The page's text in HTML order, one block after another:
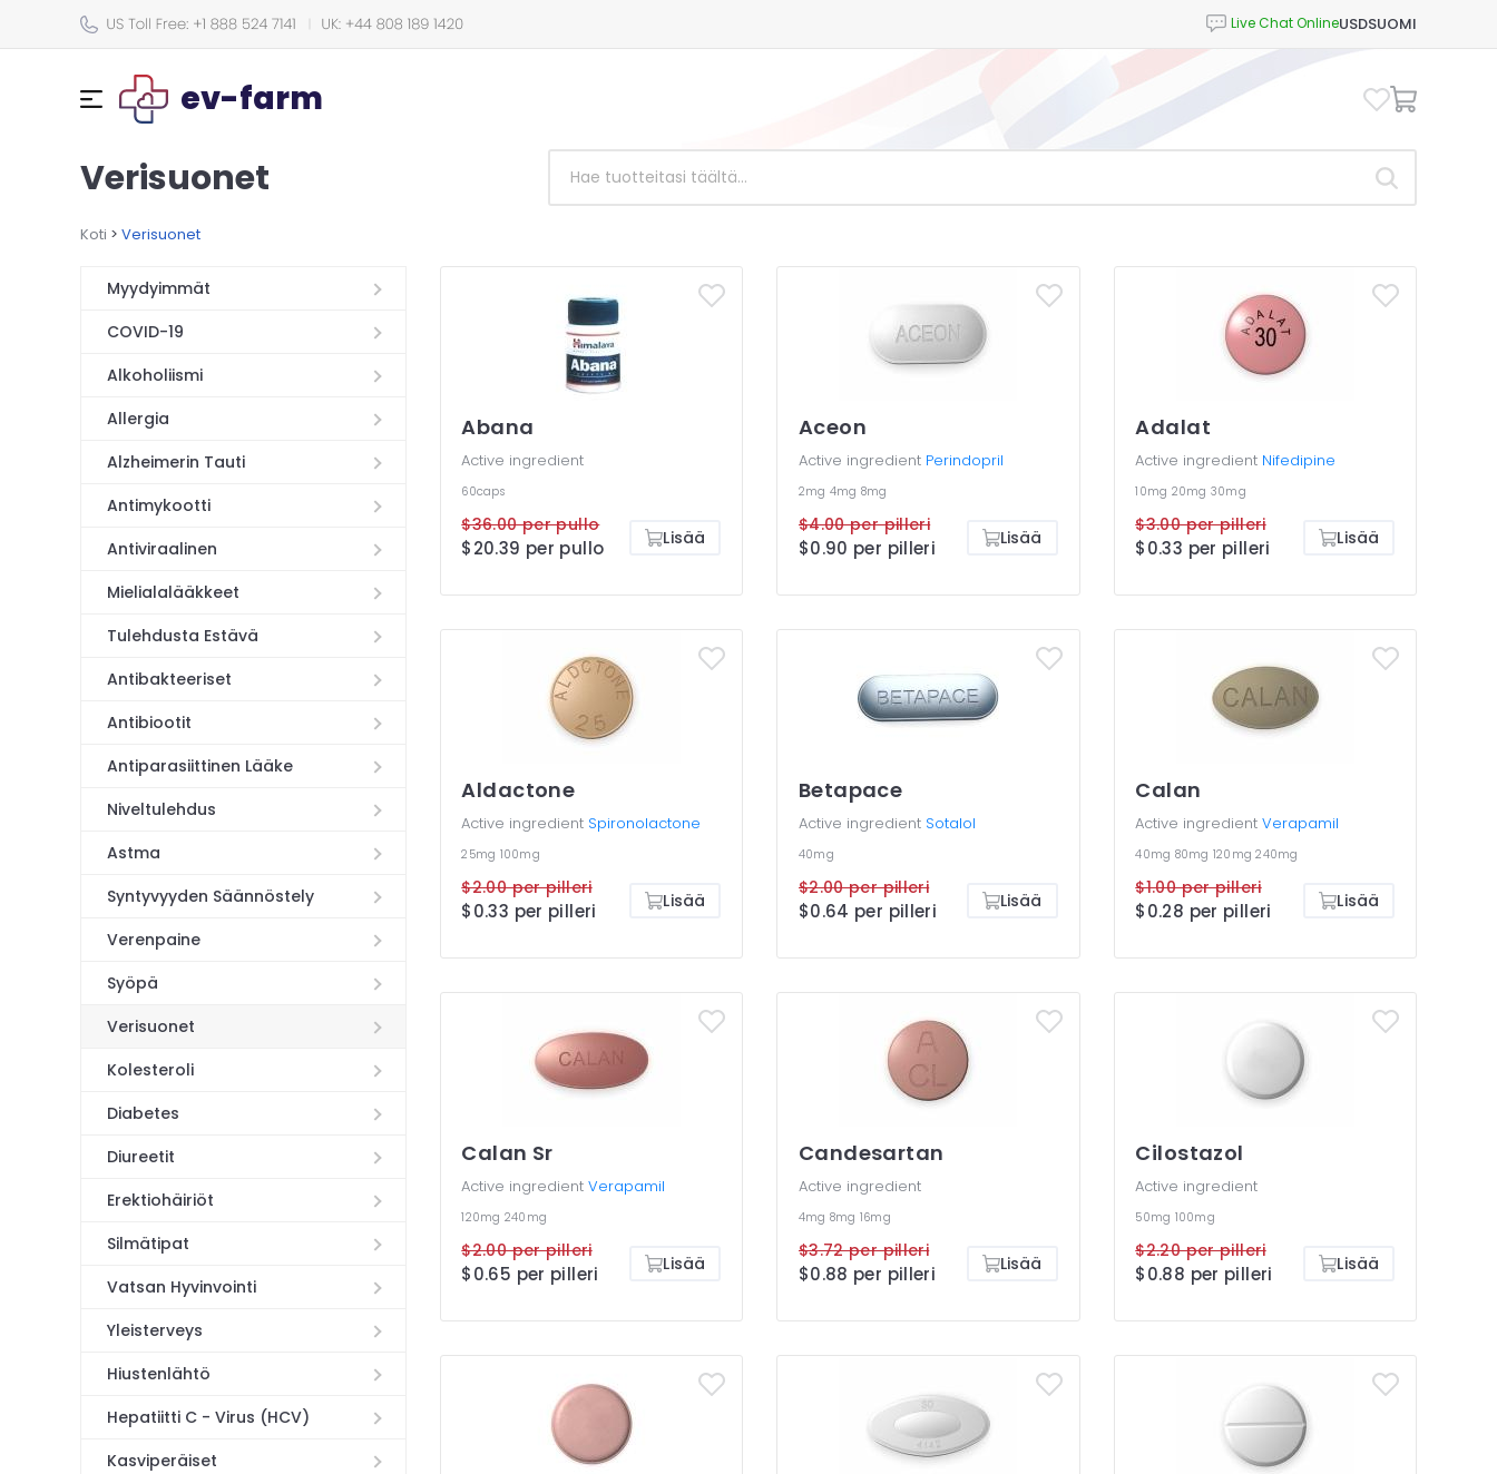
USDSUOMI
ev-farm
Verisuonet
Koti > Verisuonet
Myydyimmät
COVID-19
Alkoholiismi
Allergia
Alzheimerin Tauti
Antimykootti
Antiviraalinen
Mielialalääkkeet
Tulehdusta Estävä
Antibakteeriset
Antibiootit
Antiparasiittinen Lääke
Niveltulehdus
Astma
Syntyvyyden Säännöstely
Verenpaine
Syöpä
Verisuonet
Kolesteroli
Diabetes
Diureetit
Erektiohäiriöt
Silmätipat
Vatsan Hyvinvointi
Yleisterveys
Hiustenlähtö
Hepatiitti C - Virus (HCV)
Kasviperäiset
Abana
Active ingredient
60caps
$36.00 per pullo
$20.39 per pullo Lisää
Aceon
Active ingredient Perindopril
2mg 4mg 8mg
$4.00 per pilleri
$0.90 per pilleri Lisää
Adalat
Active ingredient Nifedipine
10mg 20mg 30mg
$3.00 per pilleri
$0.33 per pilleri Lisää
Aldactone
Active ingredient Spironolactone
25mg 100mg
$2.00 per pilleri
$0.33 per pilleri Lisää
Betapace
Active ingredient Sotalol
40mg
$2.00 per pilleri
$0.64 per pilleri Lisää
Calan
Active ingredient Verapamil
40mg 80mg 120mg240mg
$1.00 per pilleri
$0.28 per pilleri Lisää
Calan Sr
Active ingredient Verapamil
120mg 240mg
$2.00 per pilleri
$0.65 per pilleri Lisää
Candesartan
Active ingredient
4mg 8mg 16mg
$3.72 per pilleri
$0.88 per pilleri Lisää
Cilostazol
Active ingredient
50mg 100mg
$2.20 per pilleri
$0.88 per pilleri Lisää